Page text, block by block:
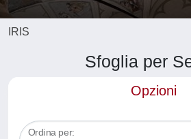
IRIS
Sfoglia per
Opzioni
Ordina per: